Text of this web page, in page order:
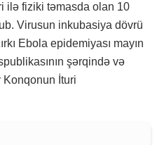
ilə fiziki təmasda olan 10
Virusun inkubasiya dövrü
Ebola epidemiyası mayın
şərqində və
Konqonun İturi